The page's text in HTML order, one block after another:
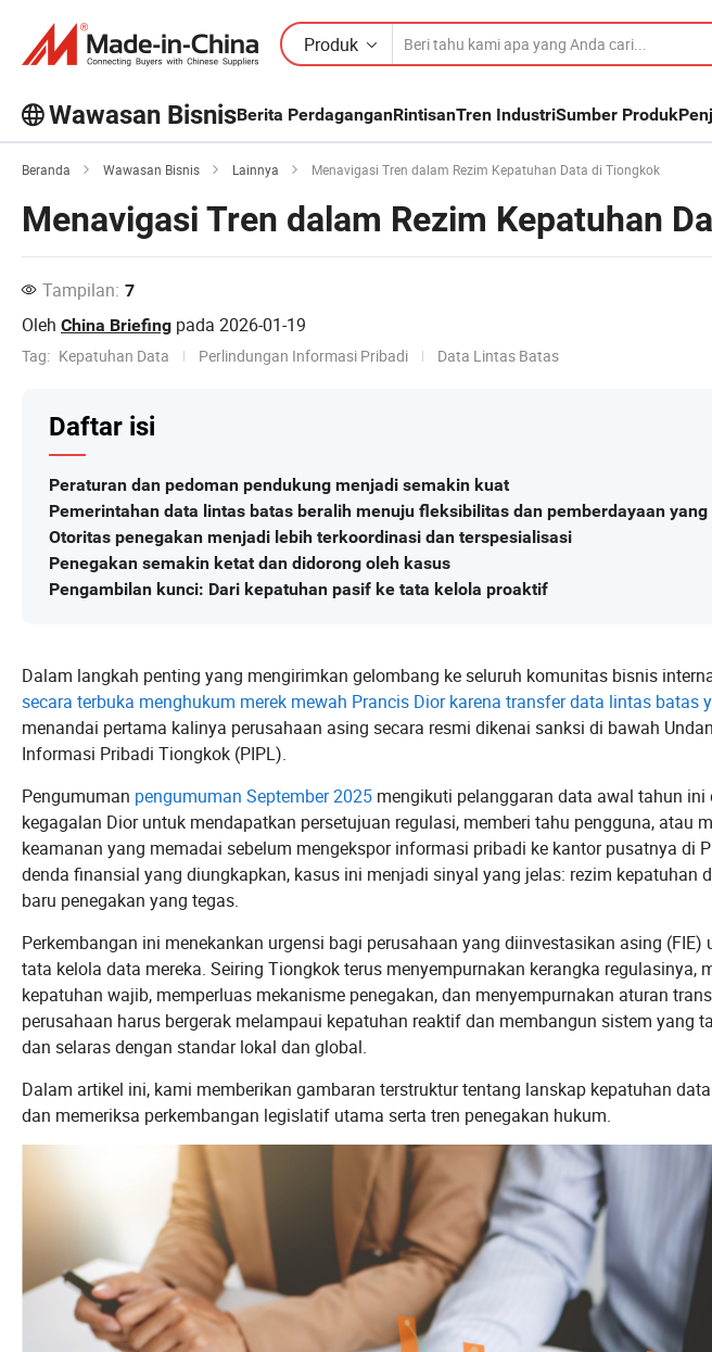
Produk
Wawasan BisnisBerita PerdaganganRintisanTren IndustriSumber Produk
Jelajahi artikel populer lainnya di
Lihat Lainnya
Beranda Wawasan Bisnis Lainnya Menavigasi Tren dalam Rezim Kepatuhan Data di Tiongkok
Menavigasi Tren dalam Rezim Kepatuhan
Tampilan: 7
Oleh China Briefing pada 2026-01-19
Tag: Kepatuhan Data Perlindungan Informasi Pribadi Data Lintas Batas
Daftar isi
Peraturan dan pedoman pendukung menjadi semakin kuat
Pemerintahan data lintas batas beralih menuju fleksibilitas dan pemberdayaan yang
Otoritas penegakan menjadi lebih terkoordinasi dan terspesialisasi
Penegakan semakin ketat dan didorong oleh kasus
Pengambilan kunci: Dari kepatuhan pasif ke tata kelola proaktif
Dalam langkah penting yang mengirimkan gelombang ke seluruh komunitas bisnis
secara terbuka menghukum merek mewah Prancis Dior karena transfer data lintas batas
menandai pertama kalinya perusahaan asing secara resmi dikenai sanksi di bawah
Informasi Pribadi Tiongkok (PIPL).
Pengumuman pengumuman September 2025 mengikuti pelanggaran data awal tahun ini
kegagalan Dior untuk mendapatkan persetujuan regulasi, memberi tahu pengguna, atau
keamanan yang memadai sebelum mengekspor informasi pribadi ke kantor pusatnya di
denda finansial yang diungkapkan, kasus ini menjadi sinyal yang jelas: rezim kepatuhan
baru penegakan yang tegas.
Perkembangan ini menekankan urgensi bagi perusahaan yang diinvestasikan asing
tata kelola data mereka. Seiring Tiongkok terus menyempurnakan kerangka regulasinya,
kepatuhan wajib, memperluas mekanisme penegakan, dan menyempurnakan aturan
perusahaan harus bergerak melampaui kepatuhan reaktif dan membangun sistem yang
dan selaras dengan standar lokal dan global.
Dalam artikel ini, kami memberikan gambaran terstruktur tentang lanskap kepatuhan
dan memeriksa perkembangan legislatif utama serta tren penegakan hukum.